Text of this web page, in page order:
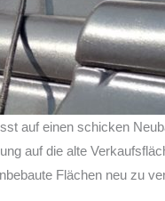
auf einen schicken
auf die alte
Flächen neu zu